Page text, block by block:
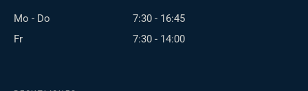
Mo - Do
7:30 - 16:45
Fr
7:30 - 14:00